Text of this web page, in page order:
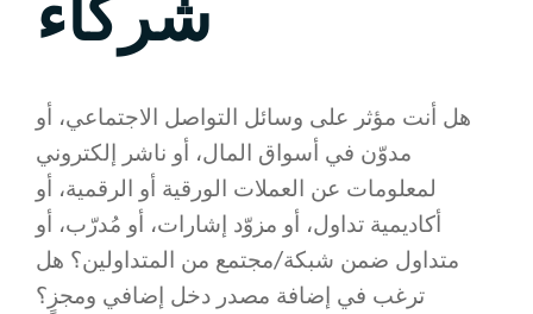
هل أنت مؤثر على وسائل التواصل الاجتماعي، أو
مدوّن في أسواق المال، أو ناشر إلكتروني
لمعلومات عن العملات الورقية أو الرقمية، أو
أكاديمية تداول، أو مزوّد إشارات، أو مُدرّب، أو
متداول ضمن شبكة/مجتمع من المتداولين؟ هل
ترغب في إضافة مصدر دخل إضافي ومجزٍ؟